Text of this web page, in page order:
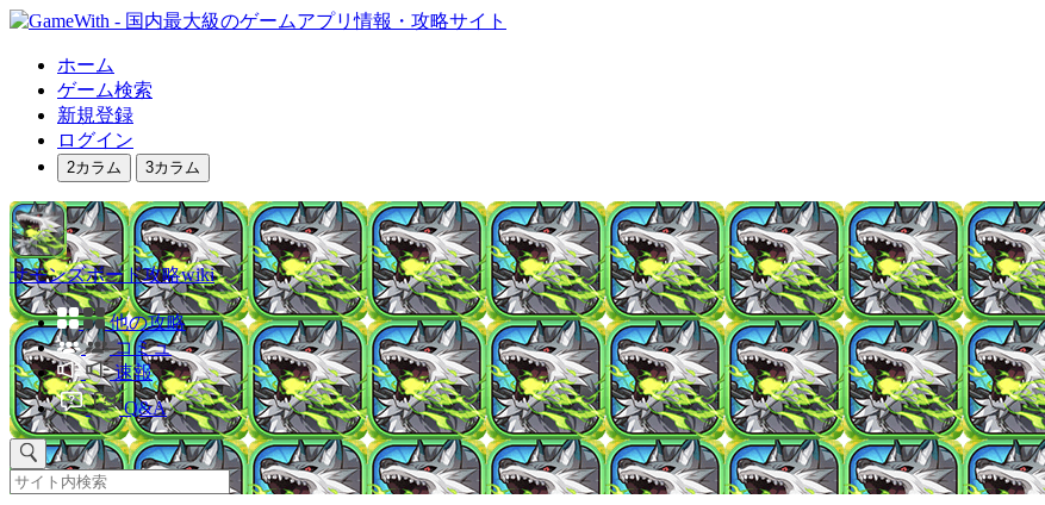
ホーム
ゲーム検索
新規登録
ログイン
2カラム 3カラム
サモンズボード攻略wiki
他の攻略
コミュ
速報
Q&A